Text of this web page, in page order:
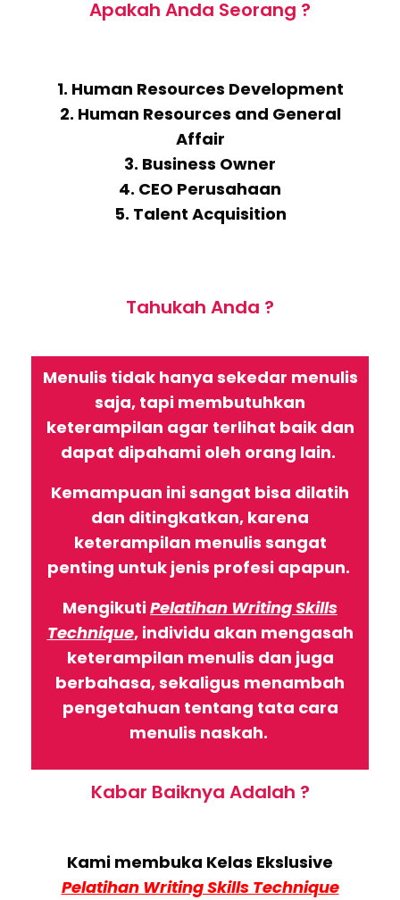
Apakah Anda Seorang ?
1. Human Resources Development
2. Human Resources and General
Affair
3. Business Owner
4. CEO Perusahaan
5. Talent Acquisition
Tahukah Anda ?
Menulis tidak hanya sekedar menulis
saja, tapi membutuhkan
keterampilan agar terlihat baik dan
dapat dipahami oleh orang lain.
Kemampuan ini sangat bisa dilatih
dan ditingkatkan, karena
keterampilan menulis sangat
penting untuk jenis profesi apapun.
MengikutiPelatihan Writing Skills
Technique, individu akan mengasah
keterampilan menulis dan juga
berbahasa, sekaligus menambah
pengetahuan tentang tata cara
menulis naskah.
Kabar Baiknya Adalah ?
Kami membuka Kelas Ekslusive
Pelatihan Writing Skills Technique